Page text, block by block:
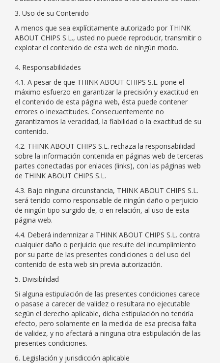
3. Uso de su Contenido
A menos que sea explícitamente autorizado por THINK
ABOUT CHIPS S.L., usted no puede reproducir, transmitir o
explotar el contenido de esta web de ningún modo.
4. Responsabilidades
4.1. A pesar de que THINK ABOUT CHIPS S.L. pone el
máximo esfuerzo en garantizar la precisión y exactitud en
el contenido de esta página web, ésta puede contener
errores o inexactitudes. Consecuentemente no
garantizamos la veracidad, la fiabilidad o la exactitud de su
contenido.
4.2. THINK ABOUT CHIPS S.L. rechaza la responsabilidad
sobre la información contenida en páginas web de terceras
partes conectadas por enlaces (links), con las páginas web
de THINK ABOUT CHIPS S.L.
4.3. Bajo ninguna circunstancia, THINK ABOUT CHIPS S.L.
será tenido como responsable de ningún daño o perjuicio
de ningún tipo surgido de, o en relación, al uso de esta
página web.
4.4. Deberá indemnizar a THINK ABOUT CHIPS S.L. contra
cualquier daño o perjuicio que resulte del incumplimiento
por su parte de las presentes condiciones o del uso del
contenido de esta web sin previa autorización.
5. Divisibilidad
Si alguna estipulación de las presentes condiciones carece
o pasase a carecer de validez o resultara no ejecutable
según el derecho aplicable, dicha estipulación no tendría
efecto, pero solamente en la medida de esa precisa falta
de validez, y no afectará a ninguna otra estipulación de las
presentes condiciones.
6. Legislación y jurisdicción aplicable